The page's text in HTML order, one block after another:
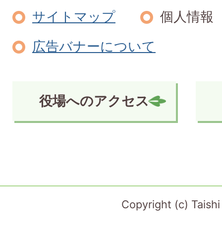
サイトマップ
個人情報
広告バナーについて
役場へのアクセス
Copyright (c)